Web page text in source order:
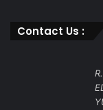
Contact Us :